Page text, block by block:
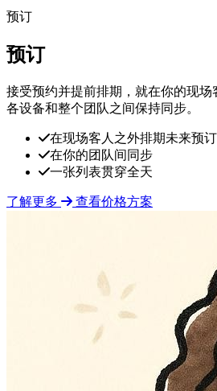
预订
预订
接受预约并提前排期，就在你的现
各设备和整个团队之间保持同步。
在现场客人之外排期未来预订
在你的团队间同步
一张列表贯穿全天
了解更多 查看价格方案